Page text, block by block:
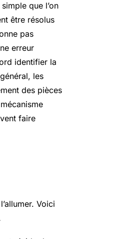
que l’on
être résolus
pas
erreur
identifier la
les
des pièces
faire
Voici